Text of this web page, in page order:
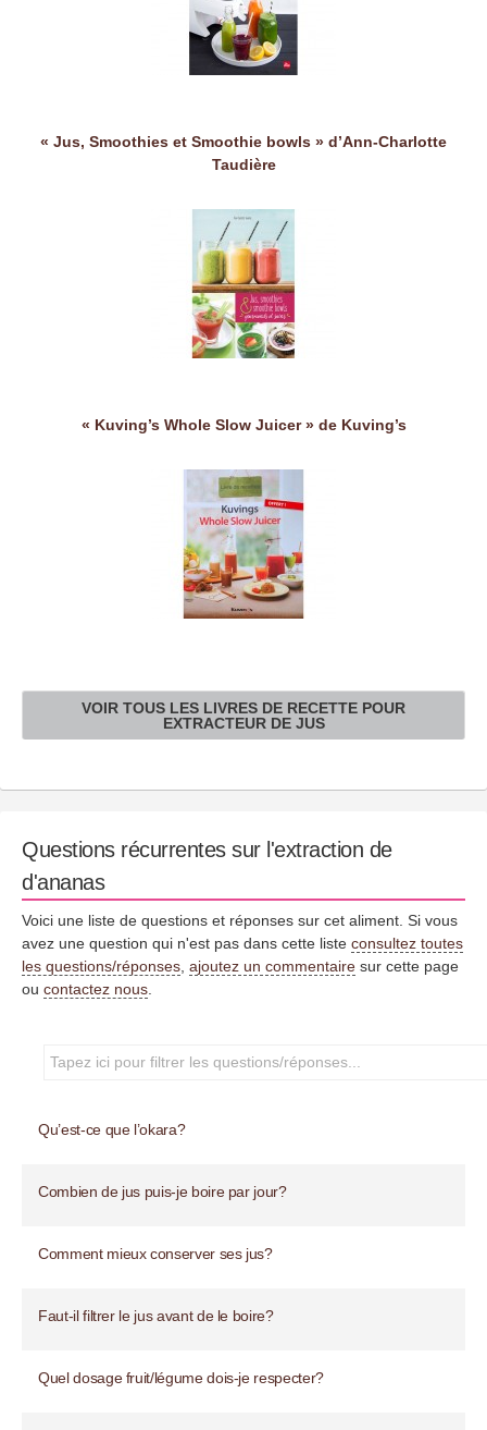
« Jus, Smoothies et Smoothie bowls » d’Ann-Charlotte
Taudière
« Kuving’s Whole Slow Juicer » de Kuving’s
VOIR TOUS LES LIVRES DE RECETTE POUR
EXTRACTEUR DE JUS
Questions récurrentes sur l'extraction de
d'ananas
Voici une liste de questions et réponses sur cet aliment. Si vous
avez une question qui n'est pas dans cette liste consultez toutes
les questions/réponses ajoutez un commentaire sur cette page
ou contactez nous
Qu’est-ce que l’okara?
Combien de jus puis-je boire par jour?
Comment mieux conserver ses jus?
Faut-il filtrer le jus avant de le boire?
Quel dosage fruit/légume dois-je respecter?